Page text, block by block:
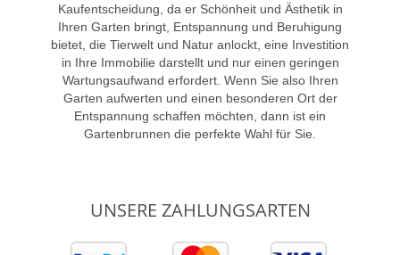
Kaufentscheidung, da er Schönheit und Ästhetik in
Ihren Garten bringt, Entspannung und Beruhigung
bietet, die Tierwelt und Natur anlockt, eine Investition
in Ihre Immobilie darstellt und nur einen geringen
Wartungsaufwand erfordert. Wenn Sie also Ihren
Garten aufwerten und einen besonderen Ort der
Entspannung schaffen möchten, dann ist ein
Gartenbrunnen die perfekte Wahl für Sie.
UNSERE ZAHLUNGSARTEN